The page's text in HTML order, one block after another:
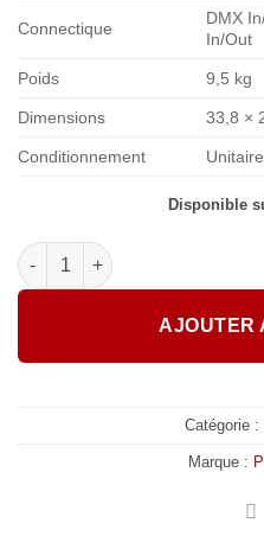
Connectique
DMX
In/Out
Poids 9,5 kg
Dimensions 33,8 ×
Conditionnement
Disponible
quantité de Phocea Light -
AJOUTER
Catégorie :
Marque :